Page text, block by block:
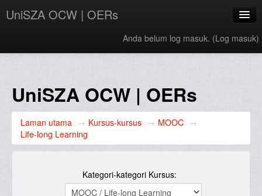
UniSZA OCW | OERs
Anda belum log masuk. (Log masuk)
UniSZA Website
UniSZA OCW | OERs
Laman utama → Kursus-kursus → MOOC →
Life-long Learning
Kategori-kategori Kursus: